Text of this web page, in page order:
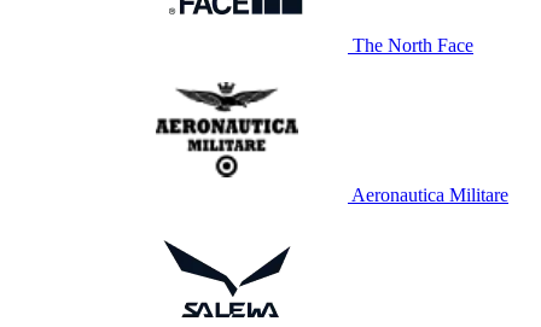
The North Face
Aeronautica Militare